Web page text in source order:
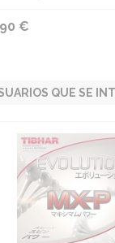
€
QUE SE